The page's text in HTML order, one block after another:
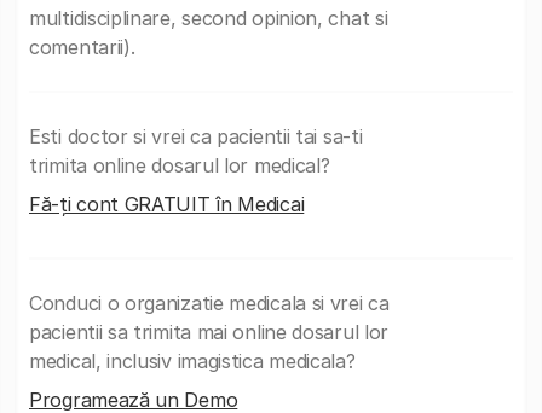
multidisciplinare, second opinion, chat si
comentarii).
Esti doctor si vrei ca pacientii tai sa-ti
trimita online dosarul lor medical?
Fă-ți cont GRATUIT în Medicai
Conduci o organizatie medicala si vrei ca
pacientii sa trimita mai online dosarul lor
medical, inclusiv imagistica medicala?
Programează un Demo